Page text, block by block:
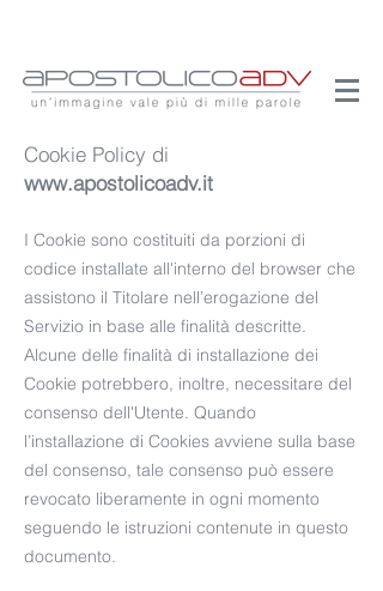
Cookie Policy di
www.apostolicoadv.it
I Cookie sono costituiti da porzioni di
codice installate all'interno del browser che
assistono il Titolare nell’erogazione del
Servizio in base alle finalità descritte.
Alcune delle finalità di installazione dei
Cookie potrebbero, inoltre, necessitare del
consenso dell'Utente. Quando
l’installazione di Cookies avviene sulla base
del consenso, tale consenso può essere
revocato liberamente in ogni momento
seguendo le istruzioni contenute in questo
documento.